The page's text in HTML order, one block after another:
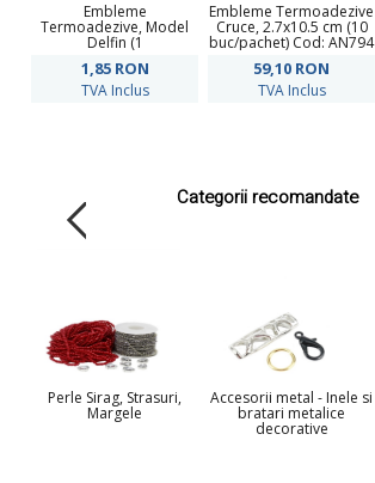
Embleme
Termoadezive, Model
Delfin (1
M30264
1,85 RON
TVA Inclus
Embleme Termoadezive
Cruce, 2.7x10.5 cm (10
buc/pachet) Cod: AN794
59,10 RON
TVA Inclus
Categorii recomandate
Perle Sirag, Strasuri,
Margele
Accesorii metal - Inele si
bratari metalice
decorative